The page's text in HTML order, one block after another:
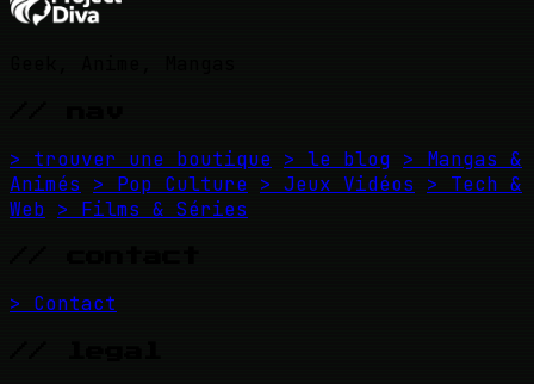
> trouver une boutique > le blog > Mangas &
Animés
> Pop Culture > Jeux Vidéos
> Tech &
Web > Films & Séries
> Contact